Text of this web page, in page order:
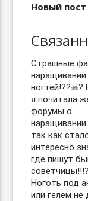
Новый
Страшные
наращивании
ногтей!??☠?
я почитала
форумы о
наращивании
так как
интересно
где пишут
Ноготь под
или гелем